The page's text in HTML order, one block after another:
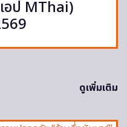
อป MThai)
ดูเพิ่มเติม